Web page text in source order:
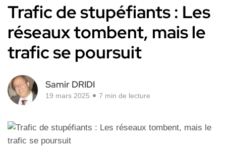
Trafic de stupéfiants : Les
réseaux tombent, mais le
trafic se poursuit
Samir DRIDI
19 mars 2025 7 min de lecture